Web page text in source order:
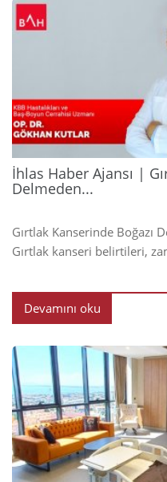
İhlas Haber Ajansı |
Delmeden...
Gırtlak Kanserinde Boğazı
Gırtlak kanseri belirtileri,
Devamını oku